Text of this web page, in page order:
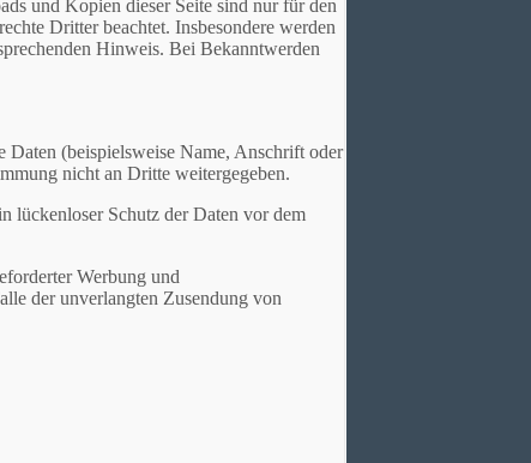
und Kopien dieser Seite sind nur für den
Dritter beachtet. Insbesondere werden
Hinweis. Bei Bekanntwerden
Daten (beispielsweise Name, Anschrift oder
nicht an Dritte weitergegeben.
lückenloser Schutz der Daten vor dem
Werbung und
der unverlangten Zusendung von